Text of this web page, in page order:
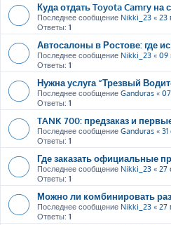
Куда отдать Toyota Camry на
Последнее сообщение Nikki_23 « 23
Ответы: 1
Автосалоны в Ростове: где
Последнее сообщение Nikki_23 « 09
Ответы: 1
Нужна услуга “Трезвый
Последнее сообщение Ganduras «
Ответы: 1
TANK 700: предзаказ и
Последнее сообщение Ganduras «
Ответы: 1
Где заказать официальные
Последнее сообщение Nikki_23 « 27
Ответы: 1
Можно ли комбинировать
Последнее сообщение Nikki_23 « 27
Ответы: 1